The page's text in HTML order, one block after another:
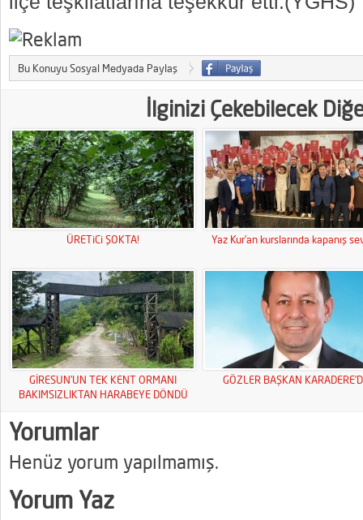
Bu Konuyu Sosyal Medyada Paylaş
İlginizi Çekebilecek
ÜRETiCi ŞOKTA! Yaz Kur’an kurslarında kapanış
GİRESUN’UN TEK KENT ORMANI
BAKIMSIZLIKTAN HARABEYE DÖNDÜ
GÖZLER BAŞKAN
Yorumlar
Henüz yorum yapılmamış.
Yorum Yaz